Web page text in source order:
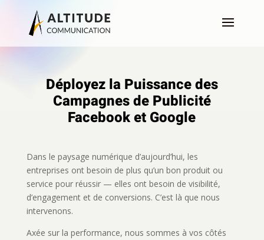
Déployez la Puissance des
Campagnes de Publicité
Facebook et Google
Dans le paysage numérique d’aujourd’hui, les
entreprises ont besoin de plus qu’un bon produit ou
service pour réussir — elles ont besoin de visibilité,
d’engagement et de conversions. C’est là que nous
intervenons.
Axée sur la performance, nous sommes à vos côtés